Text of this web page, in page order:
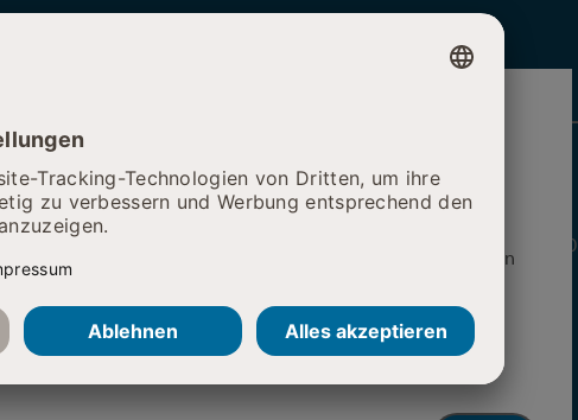
ist ein Modellprojekt. Die verfügbaren Platzkapazitäten
ist leider nicht mehr möglich.
Wann:
| 10:00 - 16:00
Wo:
Burgenlandklinik